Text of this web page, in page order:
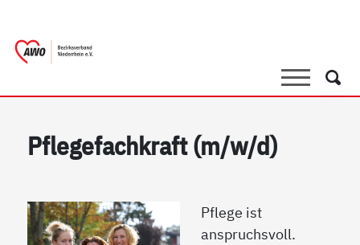
SucheSuche
Pflegefachkraft (m/w/d)
Pflege ist
anspruchsvoll.